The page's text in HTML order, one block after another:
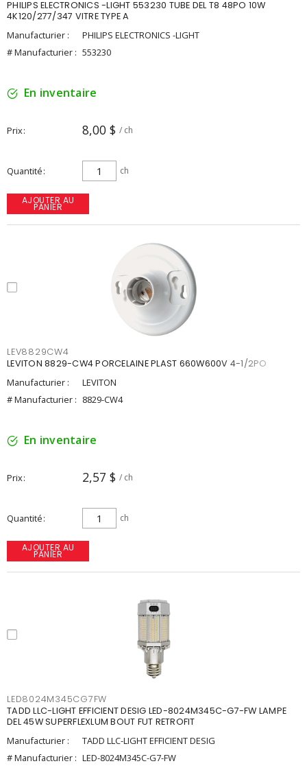
PHILIPS ELECTRONICS -LIGHT 553230 TUBE DEL T8 48PO 10W
4K120/277/347 VITRE TYPE A
Manufacturier :
PHILIPS ELECTRONICS -LIGHT
# Manufacturier : 553230
En inventaire
Prix 8,00 $ / ch
Quantité ch
AJOUTER AU
PANIER
LEV8829CW4
LEVITON 8829-CW4 PORCELAINE PLAST 660W600V 4-1/2PO
Manufacturier :
LEVITON
# Manufacturier : 8829-CW4
En inventaire
Prix 2,57 $ / ch
Quantité ch
AJOUTER AU
PANIER
LED8024M345CG7FW
TADD LLC-LIGHT EFFICIENT DESIG LED-8024M345C-G7-FW LAMPE
DEL 45W SUPERFLEXLUM BOUT FUT RETROFIT
Manufacturier :
TADD LLC-LIGHT EFFICIENT DESIG
# Manufacturier : LED-8024M345C-G7-FW